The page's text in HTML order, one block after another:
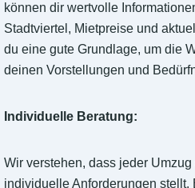
können dir wertvolle
Stadtviertel, Mietpreise und
du eine gute Grundlage, um die
deinen Vorstellungen und
Individuelle Beratung:
Wir verstehen, dass jeder
individuelle Anforderungen stellt.